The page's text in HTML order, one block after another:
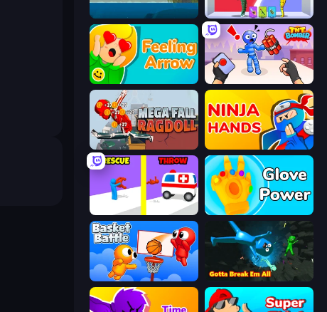
Hand Over Hand Who Dies Last?
Feeling Arrow TNT Bomber
Ninja Hands
Rescue Throw Glove Power
Basket Battle Bone Breaker Tycoon